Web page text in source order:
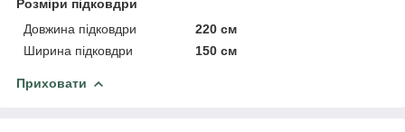
Розміри підковдри
Довжина підковдри
220 см
Ширина підковдри
150 см
Приховати